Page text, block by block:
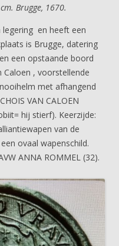
Brugge, 1670.
en heeft een
is Brugge, datering
een opstaande boord
Caloen , voorstellende
met afhangend
VAN CALOEN
hij stierf). Keerzijde:
van de
ovaal wapenschild.
ANNA ROMMEL (32).